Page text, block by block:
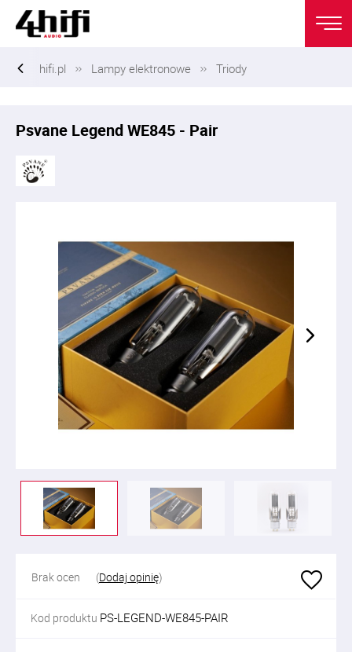
hifi.pl Lampy elektronowe Triody
Psvane Legend WE845 - Pair
Brak ocen (Dodaj opinię)
Kod produktu PS-LEGEND-WE845-PAIR